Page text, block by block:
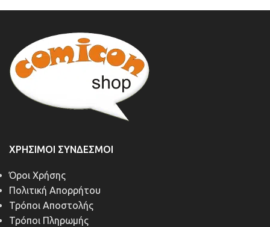
ΧΡΉΣΙΜΟΙ ΣΎΝΔΕΣΜΟΙ
Όροι Χρήσης
Πολιτική Απορρήτου
Τρόποι Αποστολής
Τρόποι Πληρωμής